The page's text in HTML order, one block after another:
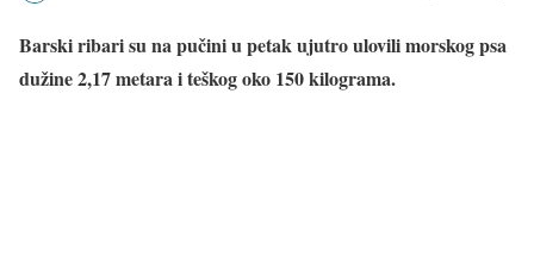
Barski ribari su na pučini u petak ujutro ulovili morskog psa
dužine 2,17 metara i teškog oko 150 kilograma.